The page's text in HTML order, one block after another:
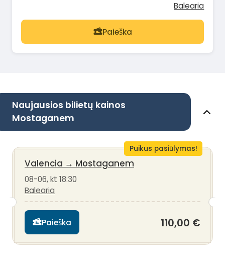
Balearia
Paieška
Naujausios bilietų kainos
Mostaganem
Puikus pasiūlymas!
Valencia → Mostaganem
08-06, kt 18:30
Balearia
Paieška 110,00 €